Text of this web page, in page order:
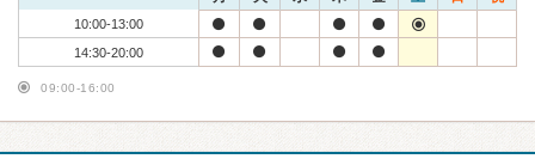
10:00-13:00
14:30-20:00
09:00-16:00